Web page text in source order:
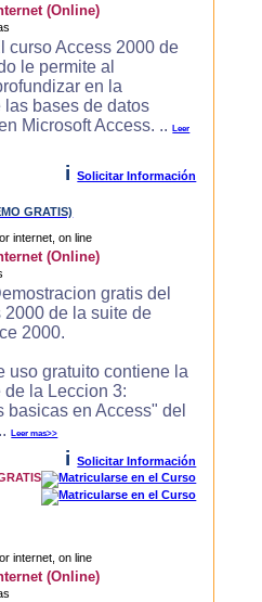
(Online)
curso Access 2000 de
le permite al
en la
bases de datos
Microsoft Access. ..Leer
i Solicitar Información
GRATIS)
(Online)
gratis del
2000 de la suite de
2000.
uso gratuito contiene la
de la Leccion 3:
basicas en Access" del
Leer mas>>
i
Solicitar Información
(Online)